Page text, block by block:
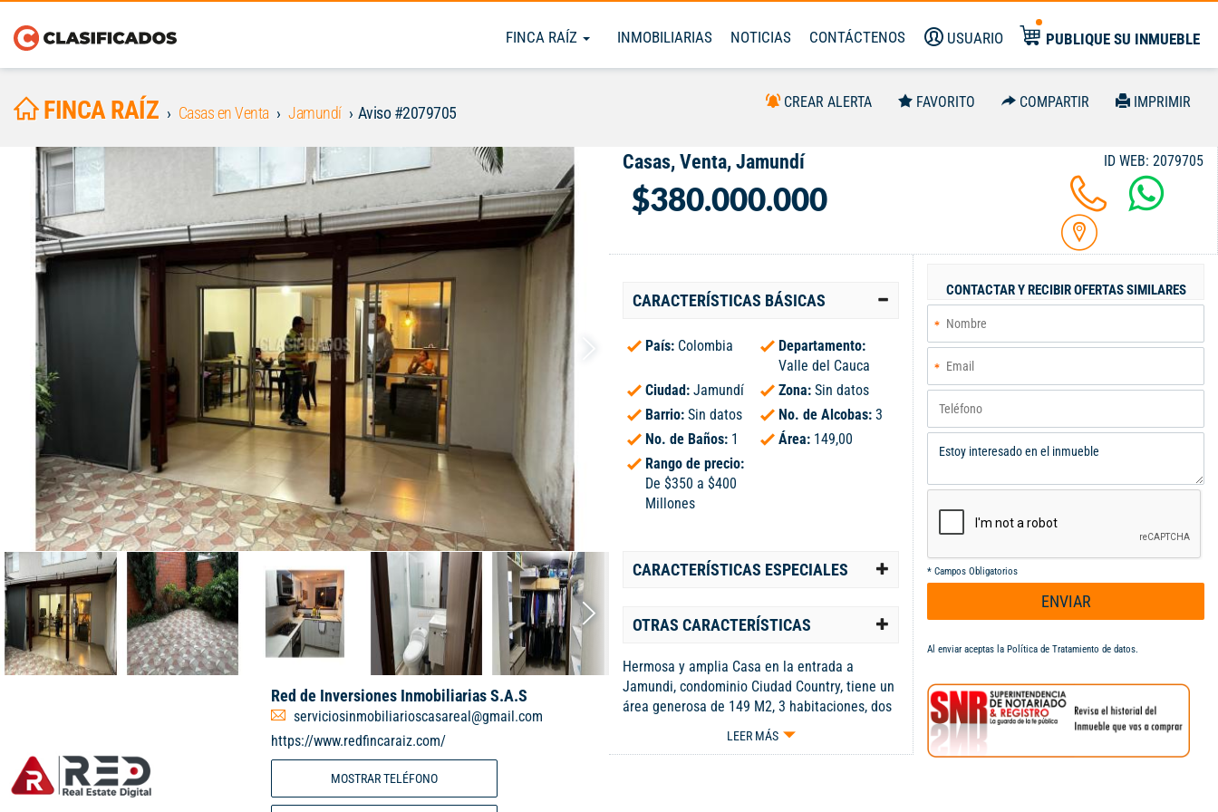
FINCA RAÍZ INMOBILIARIAS NOTICIAS CONTÁCTENOS USUARIO PUBLIQUE SU INMUEBLE
FINCA RAÍZ Casas en Venta Jamundí Aviso #2079705
CREAR ALERTA FAVORITO COMPARTIR IMPRIMIR
Red de Inversiones Inmobiliarias S.A.S
serviciosinmobiliarioscasareal@gmail.com
https://www.redfincaraiz.com/
MOSTRAR TELÉFONO
Casas, Venta, Jamundí
$380.000.000
ID WEB: 2079705
CARACTERÍSTICAS BÁSICAS
País: Colombia
Departamento:
Valle del Cauca
Ciudad: Jamundí Zona: Sin datos
Barrio: Sin datos No. de Alcobas: 3
No. de Baños: 1 Área: 149,00
Rango de precio:
De $350 a $400
Millones
CARACTERÍSTICAS ESPECIALES
OTRAS CARACTERÍSTICAS
Hermosa y amplia Casa en la entrada a
Jamundi, condominio Ciudad Country, tiene un
área generosa de 149 M2, 3 habitaciones, dos
baños completos y uno social, primer piso, sala
comedpr, cocina integral con espacios super
LEER MÁS
CONTACTAR Y RECIBIR OFERTAS SIMILARES
* Campos Obligatorios
ENVIAR
Al enviar aceptas la Política de Tratamiento de datos.